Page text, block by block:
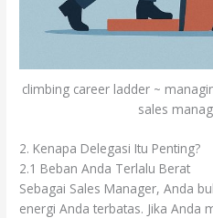
climbing career ladder ~
sales
2. Kenapa Delegasi Itu Penting?
2.1 Beban Anda Terlalu Berat
Sebagai Sales Manager, Anda
energi Anda terbatas. Jika